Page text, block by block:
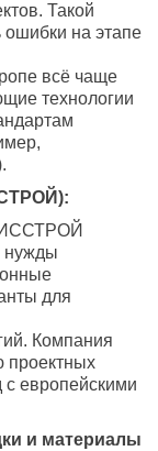
Такой
ошибки на этапе
всё чаще
технологии
нужды
для
Компания
проектных
с европейскими
и материалы